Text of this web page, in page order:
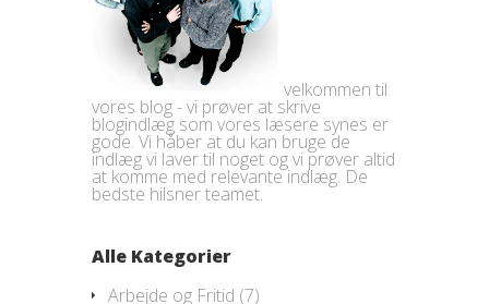
velkommen til
vores blog - vi prøver at skrive
blogindlæg som vores læsere synes er
gode. Vi håber at du kan bruge de
indlæg vi laver til noget og vi prøver altid
at komme med relevante indlæg. De
bedste hilsner teamet.
Alle Kategorier
Arbejde og Fritid (7)